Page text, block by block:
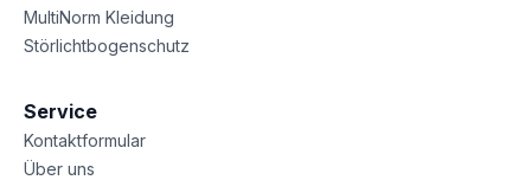
MultiNorm Kleidung
Störlichtbogenschutz
Service
Kontaktformular
Über uns